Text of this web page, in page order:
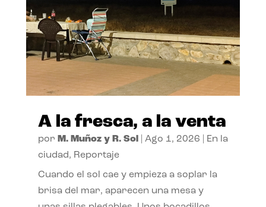
A la fresca, a la venta
por M. Muñoz y R. Sol| Ago 1, 2026
En la
ciudad, Reportaje
Cuando el sol cae y empieza a soplar la
brisa del mar, aparecen una mesa y